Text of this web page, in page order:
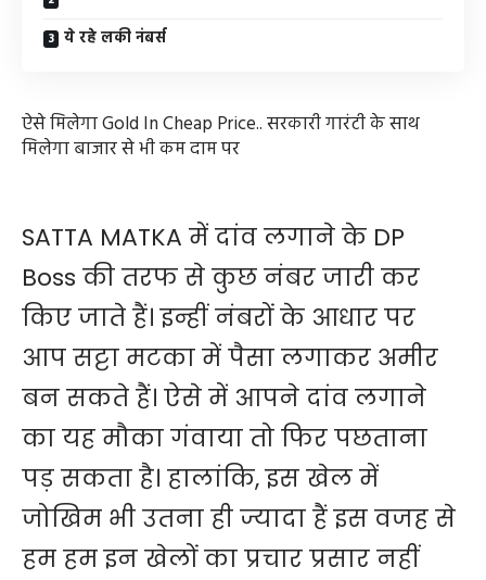
ये रहे लकी नंबर्स
ऐसे मिलेगा Gold In Cheap Price.. सरकारी गारंटी के साथ
मिलेगा बाजार से भी कम दाम पर
SATTA MATKA में दांव लगाने के DP
Boss की तरफ से कुछ नंबर जारी कर
किए जाते हैं। इन्हीं नंबरों के आधार पर
आप सट्टा मटका में पैसा लगाकर अमीर
बन सकते हैं। ऐसे में आपने दांव लगाने
का यह मौका गंवाया तो फिर पछताना
पड़ सकता है। हालांकि, इस खेल में
जोखिम भी उतना ही ज्यादा हैं इस वजह से
हम हम इन खेलों का प्रचार प्रसार नहीं